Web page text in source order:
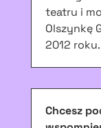
teatru i
Olszynkę
2012 roku.
Chcesz